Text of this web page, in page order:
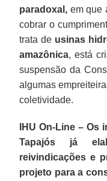
paradoxal, em que
cobrar o
trata de usinas
amazônica, está
suspensão da
algumas
coletividade.
IHU On-Line –
Tapajós já
reivindicações e
projeto para a